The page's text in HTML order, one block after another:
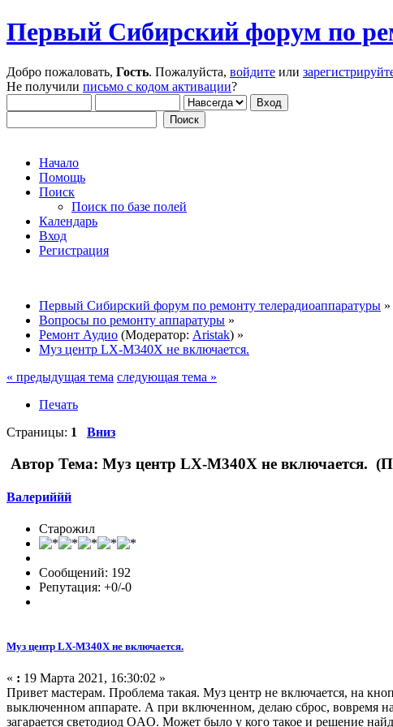
Первый Сибирский форум по
Добро пожаловать, Гость. Пожалуйста, войдите или
Не получили письмо с кодом активации?
Начало
Помощь
Поиск
Поиск по базе полей
Календарь
Вход
Регистрация
Первый Сибирский форум по ремонту телерадиоаппаратуры »
Вопросы по ремонту аппаратуры »
Ремонт Аудио (Модератор: Aristak) »
Муз центр LX-M340X не включается.
« предыдущая тема следующая тема »
Печать
Страницы: 1 Вниз
Автор Тема: Муз центр LX-M340X не включается.
Валериййй
Старожил
Сообщений: 192
Репутация: +0/-0
Муз центр LX-M340X не включается.
« : 19 Марта 2021, 16:30:02 »
Привет мастерам. Проблема такая. Муз центр не включается, на
выключенном аппарате. А при включенном, делаю сброс, вовремя
загарается светодиод OAO. Может было у кого такое и решение